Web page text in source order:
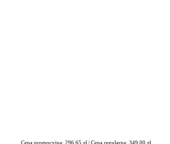
Rafał Prabucki - otwiera się w nowym oknie
Cena promocyjna: 296,65 zł | Cena regularna: 349,00 zł